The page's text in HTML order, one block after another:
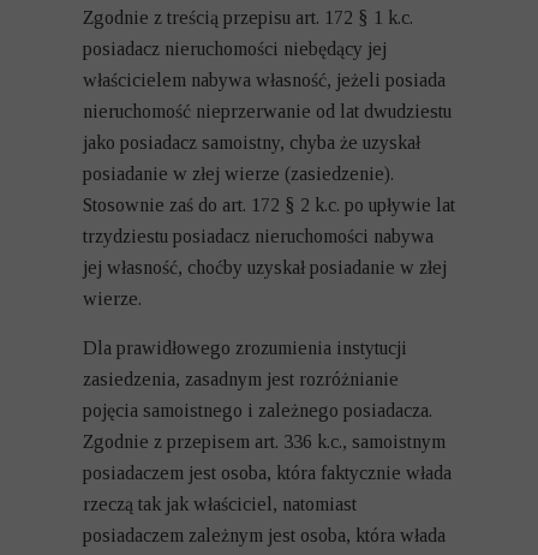
Zgodnie z treścią przepisu art. 172 § 1 k.c.
posiadacz nieruchomości niebędący jej
właścicielem nabywa własność, jeżeli posiada
nieruchomość nieprzerwanie od lat dwudziestu
jako posiadacz samoistny, chyba że uzyskał
posiadanie w złej wierze (zasiedzenie).
Stosownie zaś do art. 172 § 2 k.c. po upływie lat
trzydziestu posiadacz nieruchomości nabywa
jej własność, choćby uzyskał posiadanie w złej
wierze.
Dla prawidłowego zrozumienia instytucji
zasiedzenia, zasadnym jest rozróżnianie
pojęcia samoistnego i zależnego posiadacza.
Zgodnie z przepisem art. 336 k.c., samoistnym
posiadaczem jest osoba, która faktycznie włada
rzeczą tak jak właściciel, natomiast
posiadaczem zależnym jest osoba, która włada